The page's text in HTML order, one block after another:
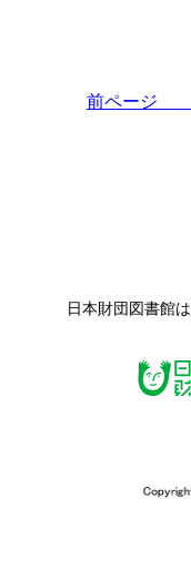
前ペー
日本財団図書館